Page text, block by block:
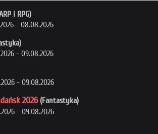
i RPG)
- 08.08.2026
- 09.08.2026
- 09.08.2026
2026 (Fantastyka)
- 09.08.2026